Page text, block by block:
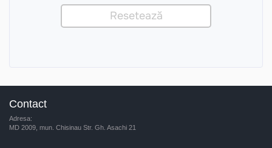
Contact
Adresa:
MD 2009, mun. Chisinau Str. Gh. Asachi 21